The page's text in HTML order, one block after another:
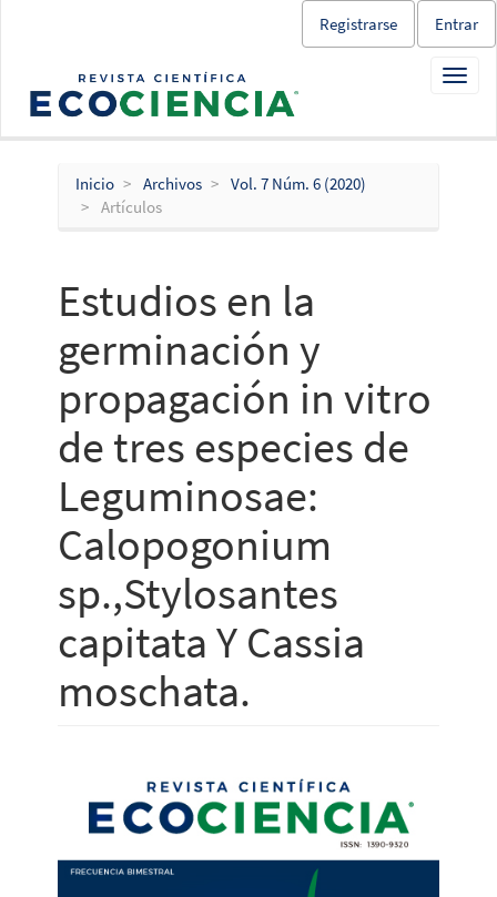
Navegación
principal
Contenido
lateral
Registrarse Entrar
Inicio Archivos
Vol. 7 Núm. 6 (2020)
Artículos
Estudios en la
germinación y
propagación in vitro
de tres especies de
Leguminosae:
Calopogonium
sp.,Stylosantes
capitata Y Cassia
moschata.
lateral
del
artículo